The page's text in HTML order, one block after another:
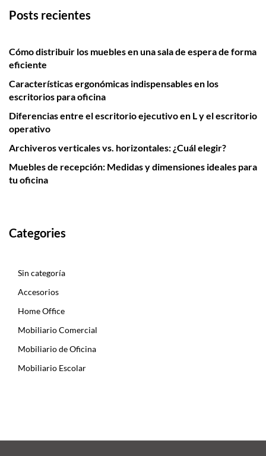
Posts recientes
Cómo distribuir los muebles en una sala de espera de forma
eficiente
Características ergonómicas indispensables en los
escritorios para oficina
Diferencias entre el escritorio ejecutivo en L y el escritorio
operativo
Archiveros verticales vs. horizontales: ¿Cuál elegir?
Muebles de recepción: Medidas y dimensiones ideales para
tu oficina
Categories
Sin categoría
Accesorios
Home Office
Mobiliario Comercial
Mobiliario de Oficina
Mobiliario Escolar